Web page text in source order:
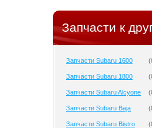
Запчасти к
Запчасти Subaru 1600 (
Запчасти Subaru 1800 (
Запчасти Subaru Alcyone (
Запчасти Subaru Baja (
Запчасти Subaru Bistro (